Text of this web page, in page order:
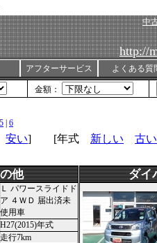
中
http://
アフターサービス よくある質
金額：
5 6
安い] [年式 新しい 古い
他
Ｌ パワースライドド
ア ４ＷＤ 届出済未
使用車
H27(2015)年式
走行7km
ダイ